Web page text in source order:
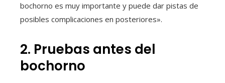
bochorno es muy importante y puede dar pistas de
posibles complicaciones en posteriores».
2. Pruebas antes del
bochorno